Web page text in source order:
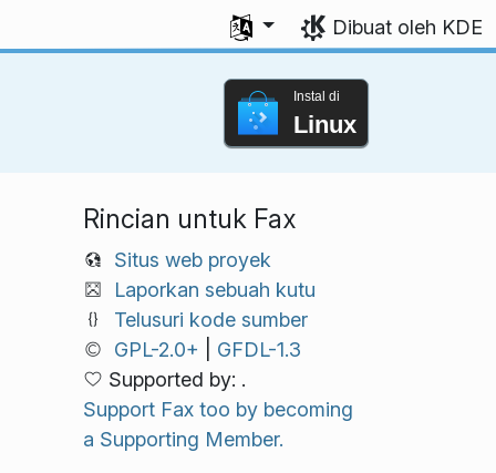
Pilih bahasa Anda
Dibuat oleh KDE
Instal di
Linux
Rincian untuk Fax
Situs web proyek
Laporkan sebuah kutu
Telusuri kode sumber
GPL-2.0+
GFDL-1.3
Supported by: .
Support Fax too by becoming
a Supporting Member.